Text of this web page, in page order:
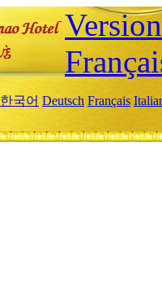
한국어 Deutsch Français